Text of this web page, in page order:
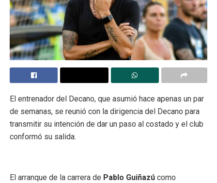
El entrenador del Decano, que asumió hace apenas un par
de semanas, se reunió con la dirigencia del Decano para
transmitir su intención de dar un paso al costado y el club
conformó su salida.
El arranque de la carrera de Pablo Guiñazú como